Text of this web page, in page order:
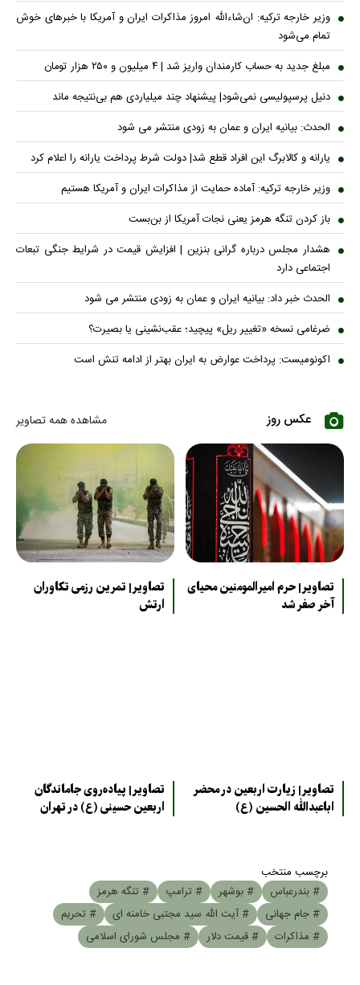
وزیر خارجه ترکیه: ان‌شاءالله امروز مذاکرات ایران و آمریکا با خبرهای خوش
تمام می‌شود
مبلغ جدید به حساب کارمندان واریز شد | ۴ میلیون و ۲۵۰ هزار تومان
دنیل پرسپولیسی نمی‌شود| پیشنهاد چند میلیاردی هم بی‌نتیجه ماند
الحدث: بیانیه ایران و عمان به زودی منتشر می شود
یارانه و کالابرگ این افراد قطع شد| دولت شرط پرداخت یارانه را اعلام کرد
وزیر خارجه ترکیه: آماده حمایت از مذاکرات ایران و آمریکا هستیم
باز کردن تنگه هرمز یعنی نجات آمریکا از بن‌بست
هشدار مجلس درباره گرانی بنزین | افزایش قیمت در شرایط جنگی تبعات
اجتماعی دارد
الحدث خبر داد: بیانیه ایران و عمان به زودی منتشر می شود
ضرغامی نسخه «تغییر ریل» پیچید؛ عقب‌نشینی یا بصیرت؟
اکونومیست: پرداخت عوارض به ایران بهتر از ادامه تنش است
عکس روز مشاهده همه تصاویر
تصاویر| حرم امیرالمومنین محیای
آخر صفر شد
تصاویر| تمرین رزمی تکاوران
ارتش
تصاویر| زیارت اربعین در محضر
اباعبدالله الحسین (ع)
تصاویر| پیاده‌روی جاماندگان
اربعین حسینی (ع) در تهران
برچسب منتخب
# بندرعباس
# بوشهر # ترامپ
# تنگه هرمز
# جام جهانی
# آیت الله سید مجتبی خامنه ای
# تحریم
# مذاکرات
# قیمت دلار # مجلس شورای اسلامی